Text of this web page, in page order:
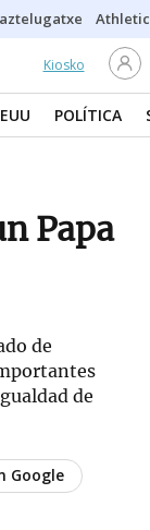
Athletic
Kiosko
POLÍTICA
Papa
de
de
Google